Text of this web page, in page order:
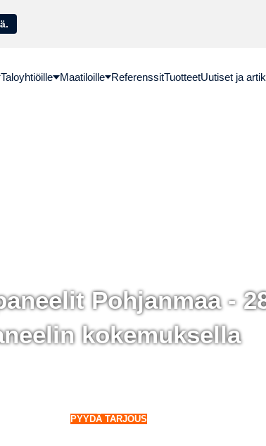
Taloyhtiöille Maatiloille ReferenssitTuotteetUutiset ja
Pohjanmaa -
kokemuksella
PYYDÄ TARJOUS